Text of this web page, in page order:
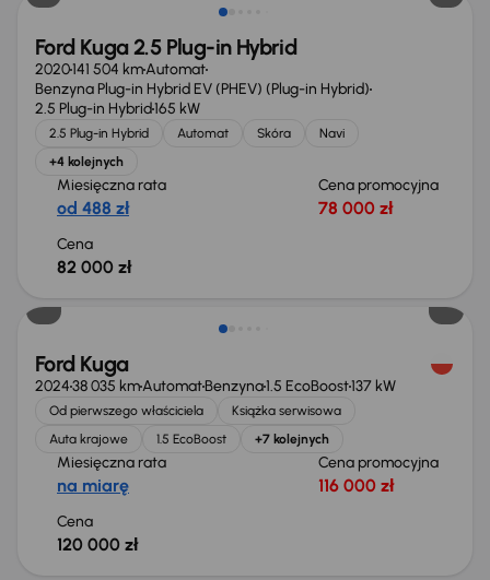
Ford Kuga 2.5 Plug-in Hybrid
2020141 504 kmAutomat
Benzyna Plug-in Hybrid EV (PHEV) (Plug-in Hybrid)
2.5 Plug-in Hybrid165 kW
2.5 Plug-in Hybrid Automat Skóra
Navi
+4 kolejnych
Miesięczna rata
od 488 zł
Cena promocyjna
78 000 zł
Cena
82 000 zł
Od nowego taniej o 15 999 zł
Ford Kuga
202438 035 kmAutomatBenzyna1.5 EcoBoost137 kW
Od pierwszego właściciela
Książka serwisowa
Auta krajowe
1.5 EcoBoost +7 kolejnych
Miesięczna rata
na miarę
Cena promocyjna
116 000 zł
Cena
120 000 zł